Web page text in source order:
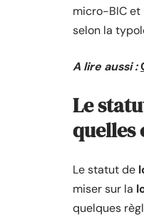
micro-BIC et
selon la
A lire aussi :
Le
quelles
Le statut de
miser sur la
quelques